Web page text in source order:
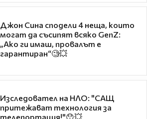
Джон Сина сподели 4 неща, които
могат да съсипят всяко GenZ:
„Ако ги имаш, провалът е
гарантиран“🧐💥
Изследовател на НЛО: "САЩ
притежават технология за
телепортация!"😯💥